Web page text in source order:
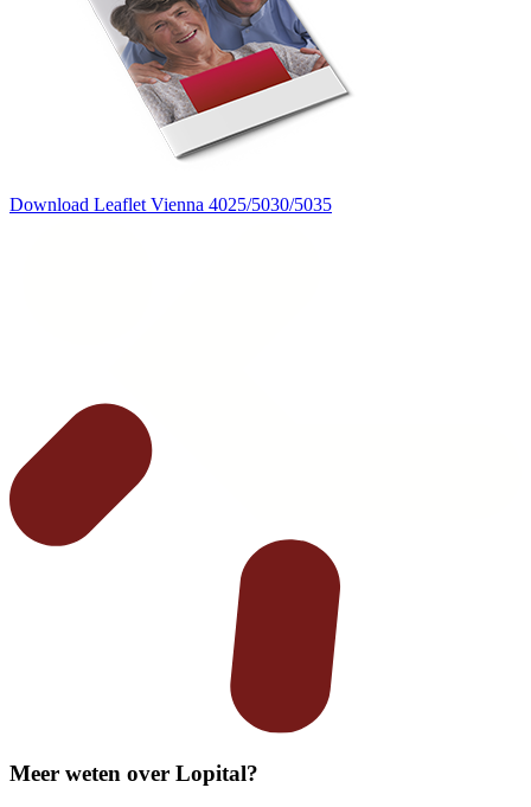
Download Leaflet Vienna 4025/5030/5035
Meer weten over Lopital?